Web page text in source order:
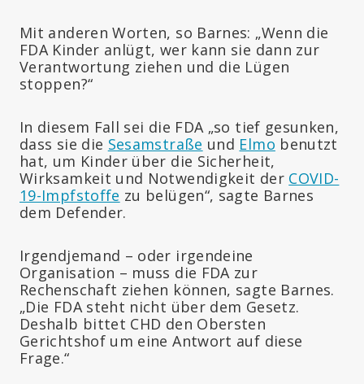
Mit anderen Worten, so Barnes: „Wenn die
FDA Kinder anlügt, wer kann sie dann zur
Verantwortung ziehen und die Lügen
stoppen?“
In diesem Fall sei die FDA „so tief gesunken,
dass sie die Sesamstraße und Elmo benutzt
hat, um Kinder über die Sicherheit,
Wirksamkeit und Notwendigkeit der COVID-
19-Impfstoffe zu belügen“, sagte Barnes
dem Defender.
Irgendjemand – oder irgendeine
Organisation – muss die FDA zur
Rechenschaft ziehen können, sagte Barnes.
„Die FDA steht nicht über dem Gesetz.
Deshalb bittet CHD den Obersten
Gerichtshof um eine Antwort auf diese
Frage.“